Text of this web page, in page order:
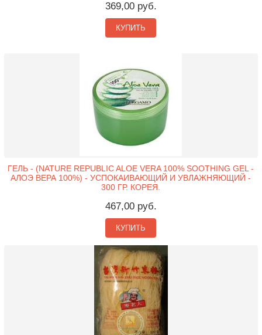
369,00 руб.
КУПИТЬ
ГЕЛЬ - (NATURE REPUBLIC ALOE VERA 100% SOOTHING GEL -
АЛОЭ ВЕРА 100%) - УСПОКАИВАЮЩИЙ И УВЛАЖНЯЮЩИЙ -
300 ГР. КОРЕЯ.
467,00 руб.
КУПИТЬ